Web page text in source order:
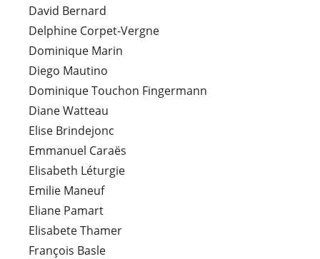
David Bernard
Delphine Corpet-Vergne
Dominique Marin
Diego Mautino
Dominique Touchon Fingermann
Diane Watteau
Elise Brindejonc
Emmanuel Caraës
Elisabeth Léturgie
Emilie Maneuf
Eliane Pamart
Elisabete Thamer
François Basle